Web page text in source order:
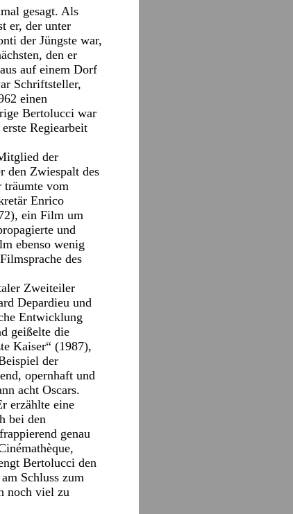
gesagt. Als
er, der unter
der Jüngste war,
den er
auf einem Dorf
Schriftsteller,
einen
Bertolucci war
Regiearbeit
der
den Zwiespalt des
träumte vom
Enrico
ein Film um
und
ebenso wenig
des
Zweiteiler
Depardieu und
Entwicklung
geißelte die
Kaiser“ (1987),
der
opernhaft und
acht Oscars.
erzählte eine
bei den
genau
Bertolucci den
Schluss zum
noch viel zu